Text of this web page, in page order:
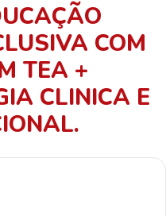
COM
TEA +
CLINICA E